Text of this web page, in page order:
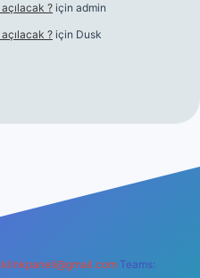
? için admin
? için Dusk
Teams: